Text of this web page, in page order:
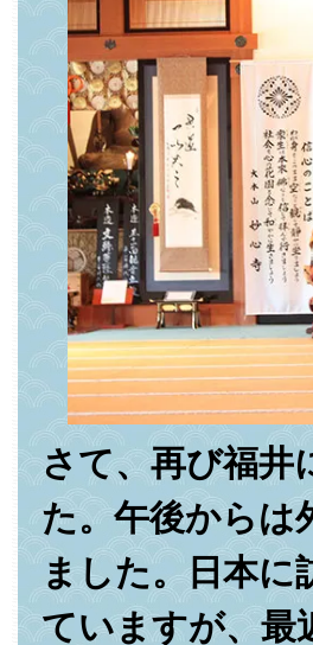
さて、再び福井
た。午後からは
ました。日本に
ていますが、最